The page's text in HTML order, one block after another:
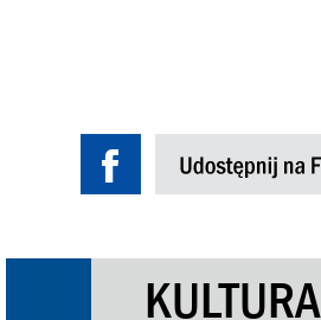
KULTURA